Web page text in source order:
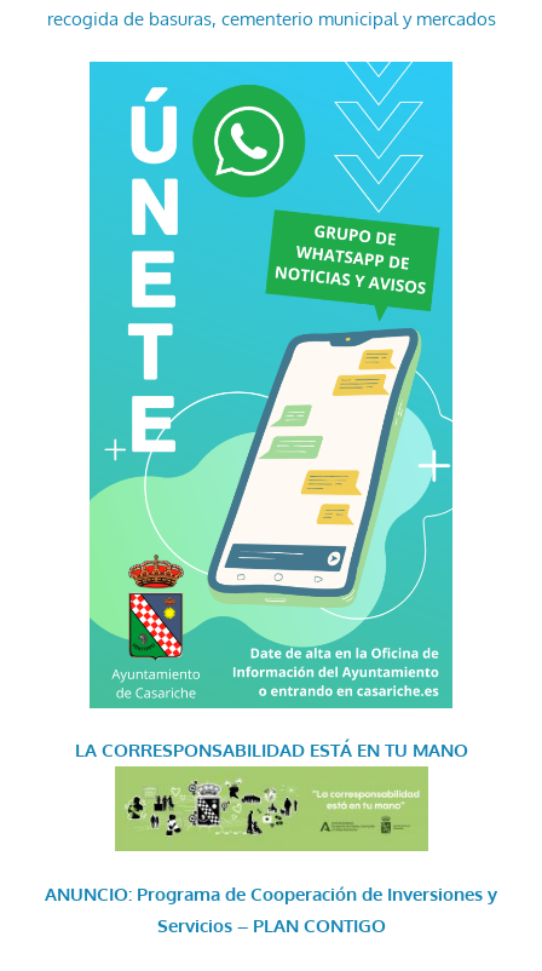
recogida de basuras, cementerio municipal y mercados
LA CORRESPONSABILIDAD ESTÁ EN TU MANO
ANUNCIO: Programa de Cooperación de Inversiones y
Servicios – PLAN CONTIGO